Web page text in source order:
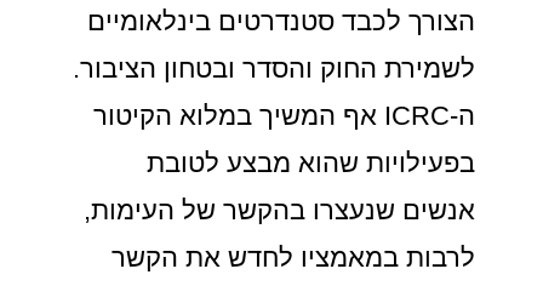
הצורך לכבד סטנדרטים בינלאומיים
לשמירת החוק והסדר ובטחון הציבור.
ה-ICRC אף המשיך במלוא הקיטור
בפעילויות שהוא מבצע לטובת
אנשים שנעצרו בהקשר של העימות,
לרבות במאמציו לחדש את הקשר